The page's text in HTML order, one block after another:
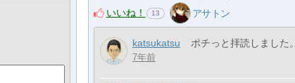
いいね！ 13 アサトン
katsukatsu ポチっと拝読しました。
7年前